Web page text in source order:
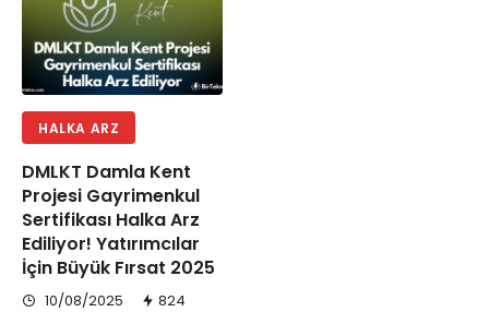
HALKA ARZ
DMLKT Damla Kent
Projesi Gayrimenkul
Sertifikası Halka Arz
Ediliyor! Yatırımcılar
İçin Büyük Fırsat 2025
10/08/2025 824